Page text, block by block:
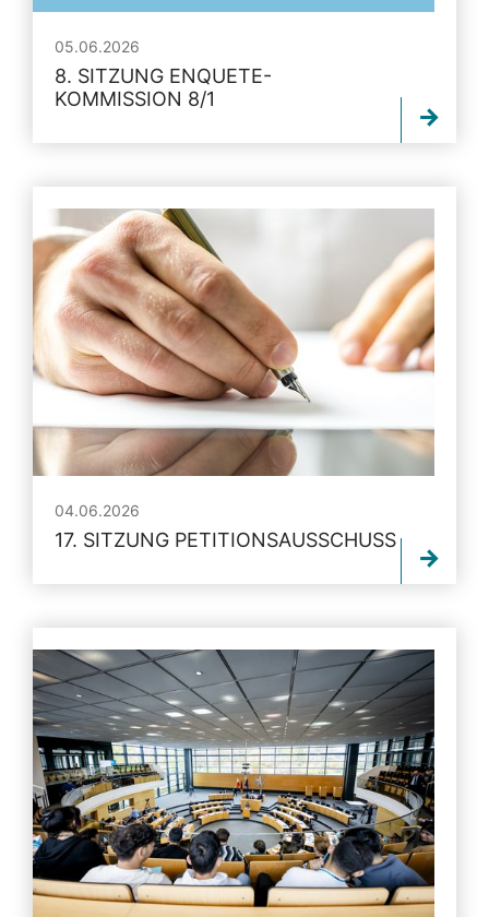
05.06.2026
8. SITZUNG ENQUETE-
KOMMISSION 8/1
04.06.2026
17. SITZUNG PETITIONSAUSSCHUSS